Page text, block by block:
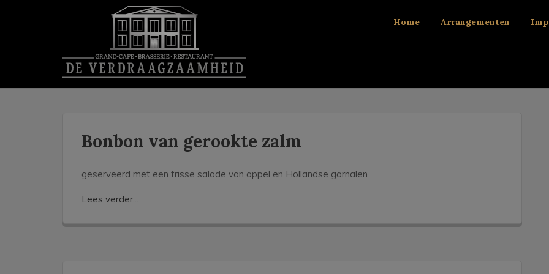
Home Arrangementen
Bonbon van gerookte zalm
geserveerd met een frisse salade van appel en Hollandse garnalen
Lees verder...